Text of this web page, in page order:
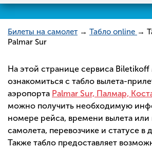
Билеты на самолет → Табло online →
Palmar Sur
На этой странице сервиса
ознакомиться с табло вылета-
аэропорта Palmar Sur, Палмар,
можно получить необходимую
номере рейса, времени вылета или
самолета, перевозчике и статусе
Также табло предоставляет